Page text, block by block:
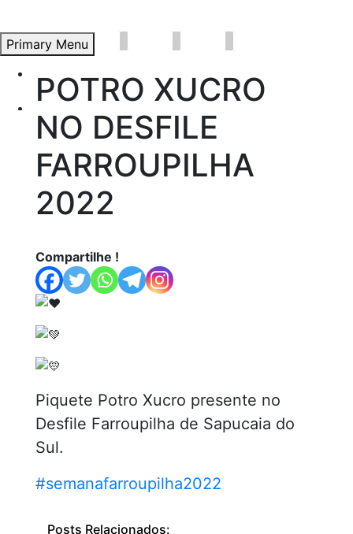
Skip
content
Primary Menu
Propostas e Lutas
Artigos
Vídeos
Saiba Mais
POTRO XUCRO
NO DESFILE
FARROUPILHA
2022
Compartilhe !
Piquete Potro Xucro presente no
Desfile Farroupilha de Sapucaia do
Sul.
#semanafarroupilha2022
Posts Relacionados: